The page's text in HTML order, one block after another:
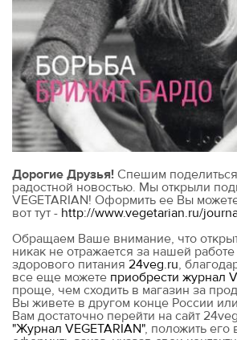
Дорогие Друзья! Спешим
радостной новостью. Мы открыли
VEGETARIAN! Оформить ее Вы
вот тут - http://www.vegetarian.ru/
Обращаем Ваше внимание, что
никак не отражается за нашей
здорового питания 24veg.ru,
все еще можете приобрести журнал
проще, чем сходить в магазин за
Вы живете в другом конце России
Вам достаточно перейти на сайт
"Журнал VEGETARIAN", положить его